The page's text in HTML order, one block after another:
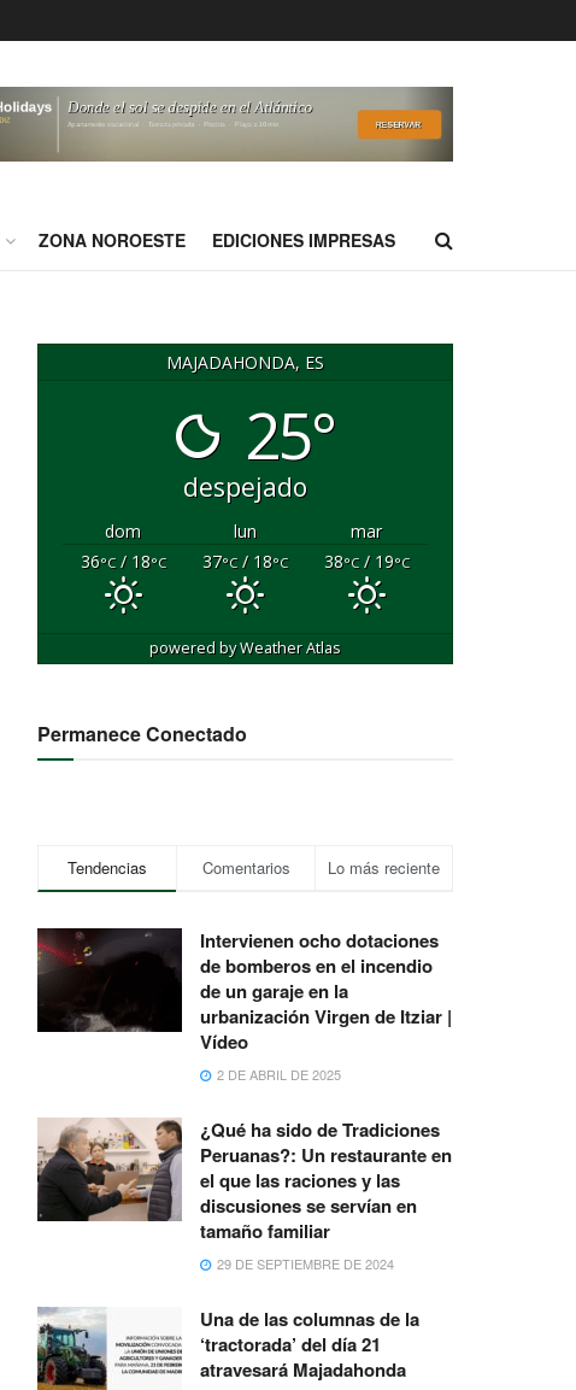
ZONA NOROESTE EDICIONES IMPRESAS
MAJADAHONDA, ES
25°
despejado
dom lun
mar
36°C/ 18°C 37°C/ 18°C 38°C/ 19°C
powered byWeather Atlas
Permanece Conectado
Tendencias Comentarios Lo más reciente
Intervienen ocho dotaciones
de bomberos en el incendio
de un garaje en la
urbanización Virgen de Itziar |
Vídeo
2 DE ABRIL DE 2025
¿Qué ha sido de Tradiciones
Peruanas?: Un restaurante en
el que las raciones y las
discusiones se servían en
tamaño familiar
29 DE SEPTIEMBRE DE 2024
Una de las columnas de la
‘tractorada’ del día 21
atravesará Majadahonda